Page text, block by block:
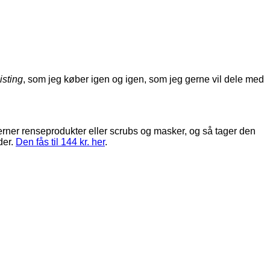
, som jeg køber igen og igen, som jeg gerne vil dele med
renseprodukter eller scrubs og masker, og så tager den
Den fås til 144 kr. her.